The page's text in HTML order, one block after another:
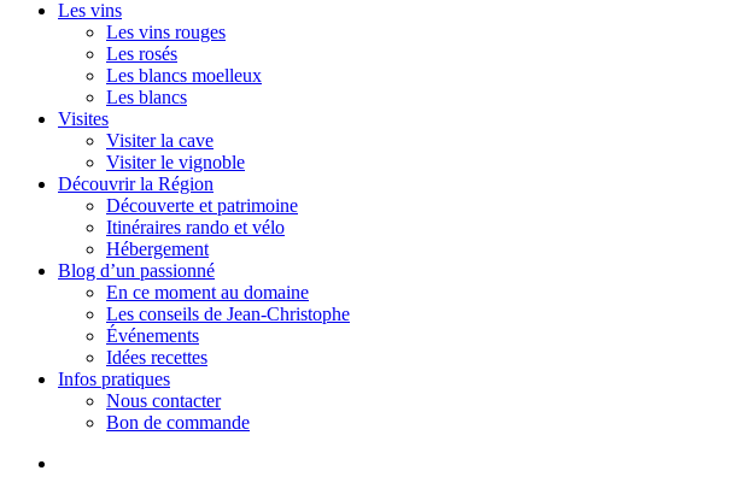
Les vins
Les vins rouges
Les rosés
Les blancs moelleux
Les blancs
Visites
Visiter la cave
Visiter le vignoble
Découvrir la Région
Découverte et patrimoine
Itinéraires rando et vélo
Hébergement
Blog d’un passionné
En ce moment au domaine
Les conseils de Jean-Christophe
Événements
Idées recettes
Infos pratiques
Nous contacter
Bon de commande